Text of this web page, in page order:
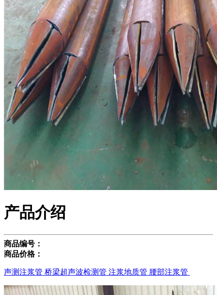
产品介绍
商品编号：
商品价格：
声测注浆管 桥梁超声波检测管 注浆地质管 腰部注浆管